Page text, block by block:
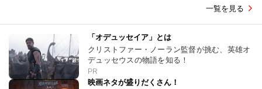
一覧を見る
「オデュッセイア」とは
クリストファー・ノーラン監督が挑む、英雄オ
デュッセウスの物語を知る！
PR
映画ネタが盛りだくさん！